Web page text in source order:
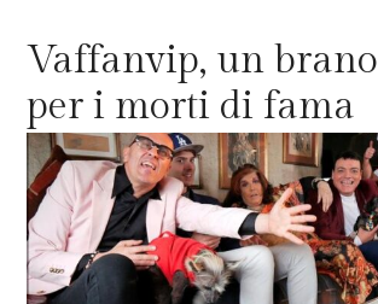
Vaffanvip, un brano
per i morti di fama